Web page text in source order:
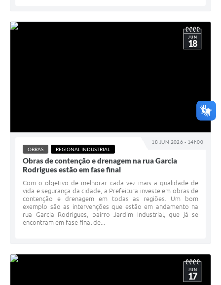
18 JUN 2026 - 14h00
JUN
18
OBRAS REGIONAL INDUSTRIAL
Obras de contenção e drenagem na rua Garcia
Rodrigues estão em fase final
Com o objetivo de melhorar cada vez mais a qualidade de
vida e segurança da cidade, a Prefeitura investe em obras de
contenção e drenagem em todas as regiões. Um bom
exemplo são as intervenções que estão em andamento na
rua Garcia Rodrigues, bairro Jardim Industrial, que já se
encontram em fase final de...
JUN
17